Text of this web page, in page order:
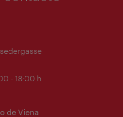
- 18:00 h
de Viena